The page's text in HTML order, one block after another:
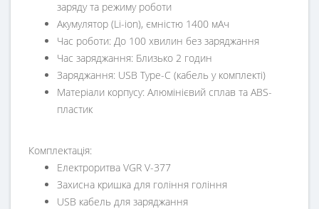
заряду та режиму роботи
Акумулятор (Li-ion), ємністю 1400 мАч
Час роботи: До 100 хвилин без заряджання
Час заряджання: Близько 2 годин
Заряджання: USB Type-C (кабель у комплекті)
Матеріали корпусу: Алюмінієвий сплав та ABS-
пластик
Комплектація:
Електроритва VGR V-377
Захисна кришка для гоління гоління
USB кабель для заряджання